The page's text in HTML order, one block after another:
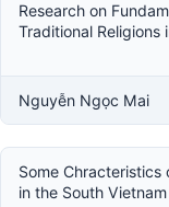
Research on
Traditional Religions
Nguyễn Ngọc Mai
Some
in the South Vietnam